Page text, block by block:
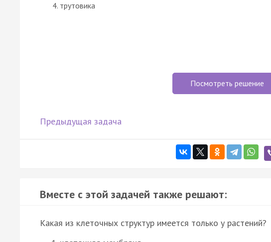
трутовика
Посмотреть решение
Предыдущая задача
Вместе с этой задачей также решают:
Какая из клеточных структур имеется только у растений?